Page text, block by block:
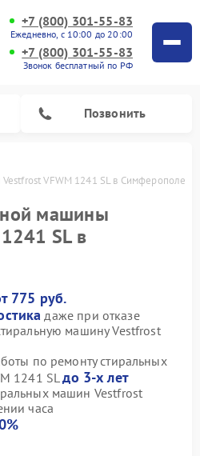
+7 (800) 301-55-83
Ежедневно, с 10:00 до 20:00
+7 (800) 301-55-83
Звонок бесплатный по РФ
Позвонить
VFWM 1241 SL в Симферополе
машины
SL в
775 руб.
даже при отказе
машину Vestfrost
по ремонту стиральных
1241 SLдо 3-х лет
машин Vestfrost
часа